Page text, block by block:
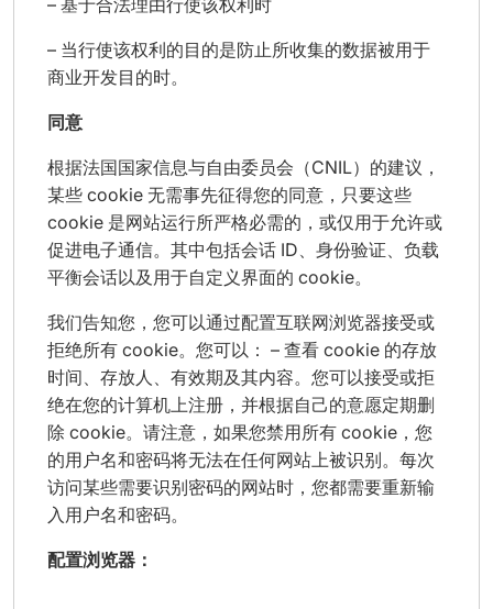
– 基于合法理由行使该权利时
– 当行使该权利的目的是防止所收集的数据被用于
商业开发目的时。
同意
根据法国国家信息与自由委员会（CNIL）的建议，
某些 cookie 无需事先征得您的同意，只要这些
cookie 是网站运行所严格必需的，或仅用于允许或
促进电子通信。其中包括会话 ID、身份验证、负载
平衡会话以及用于自定义界面的 cookie。
我们告知您，您可以通过配置互联网浏览器接受或
拒绝所有 cookie。您可以： – 查看 cookie 的存放
时间、存放人、有效期及其内容。您可以接受或拒
绝在您的计算机上注册，并根据自己的意愿定期删
除 cookie。请注意，如果您禁用所有 cookie，您
的用户名和密码将无法在任何网站上被识别。每次
访问某些需要识别密码的网站时，您都需要重新输
入用户名和密码。
配置浏览器：